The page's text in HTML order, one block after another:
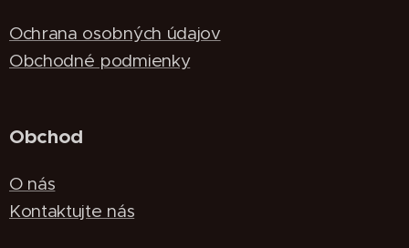
Ochrana osobných údajov
Obchodné podmienky
Obchod
O nás
Kontaktujte nás